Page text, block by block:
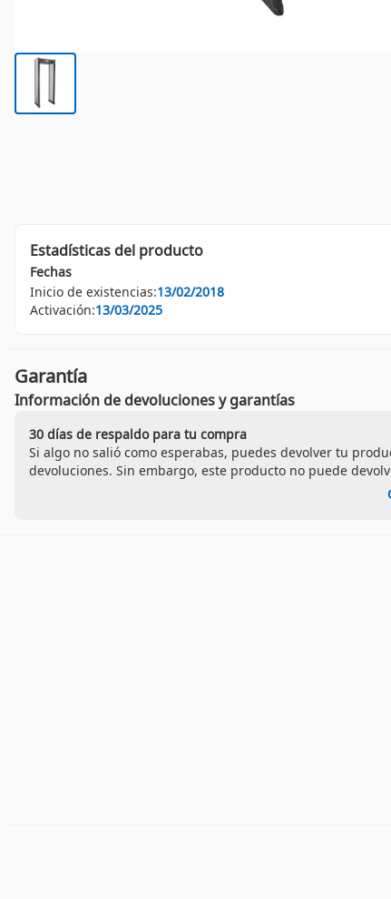
Estadísticas del producto
Fechas
Inicio de existencias:13/02/2018
Activación:13/03/2025
Garantía
Información de devoluciones y garantías
30 días de respaldo para tu compra
Si algo no salió como esperabas, puedes devolver tu
devoluciones. Sin embargo, este producto no puede